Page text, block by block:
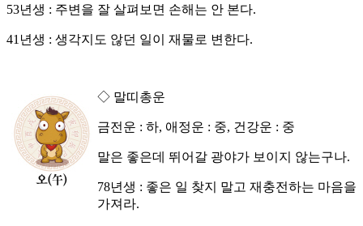
53년생 : 주변을 잘 살펴보면 손해는 안 본다.
41년생 : 생각지도 않던 일이 재물로 변한다.
◇ 말띠총운
금전운 : 하, 애정운 : 중, 건강운 : 중
말은 좋은데 뛰어갈 광야가 보이지 않는구나.
78년생 : 좋은 일 찾지 말고 재충전하는 마음을
가져라.